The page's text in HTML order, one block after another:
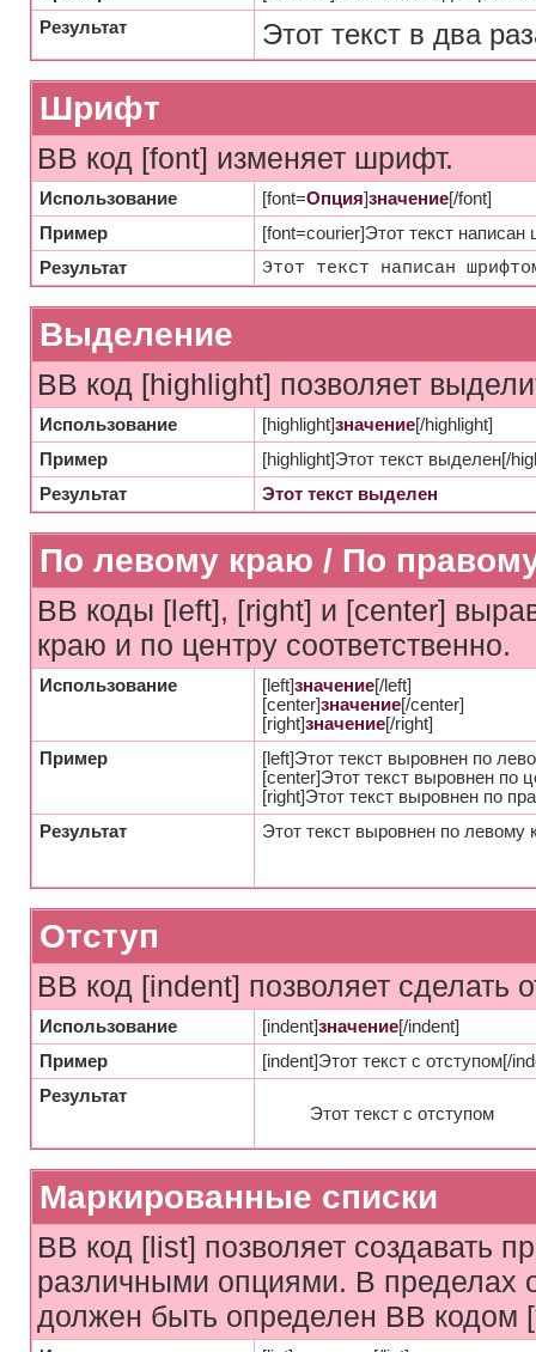
Результат
Этот текст в два
Шрифт
BB код [font] изменяет шрифт.
Использование [font=Опция]значение[/font]
Пример
[font=courier]Этот текст
Результат
Этот текст написан
Выделение
BB код [highlight] позволяет
Использование [highlight]значение[/highlight]
Пример
[highlight]Этот текст выделен[/
Результат
Этот текст выделен
По левому краю / По
BB коды [left], [right] и [center]
краю и по центру соответственно.
Использование [left]значение[/left]
[center]значение[/center]
[right]значение[/right]
Пример
[left]Этот текст выровнен по
[center]Этот текст выровнен по
[right]Этот текст выровнен по
Результат
Этот текст выровнен по левому
Отступ
BB код [indent] позволяет сделать
Использование [indent]значение[/indent]
Пример
[indent]Этот текст с отступом[/
Результат
Этот текст с отступом
Маркированные списки
BB код [list] позволяет создавать
различными опциями. В пределах
должен быть определен BB кодом